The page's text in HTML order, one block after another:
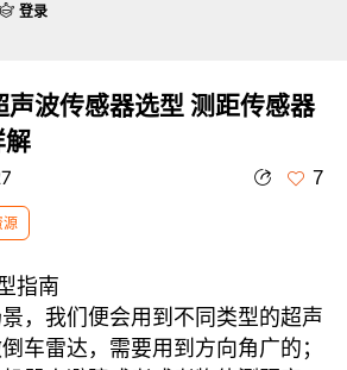
声波传感器选型 测距传感器
解
7
源
指南
，我们便会用到不同类型的超声
车雷达，需要用到方向角广的；
登录